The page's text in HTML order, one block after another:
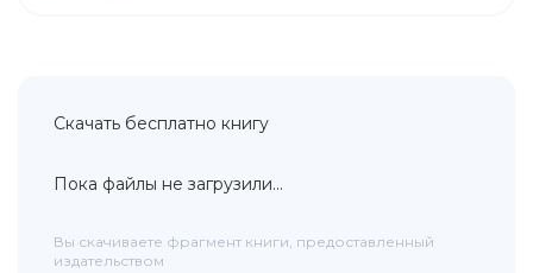
Скачать бесплатно книгу
Пока файлы не загрузили...
Вы скачиваете фрагмент книги, предоставленный
издательством